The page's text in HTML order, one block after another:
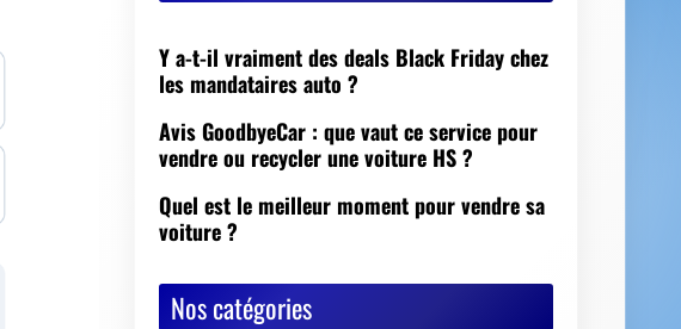
Y a-t-il vraiment des deals Black Friday chez
les mandataires auto ?
Avis GoodbyeCar : que vaut ce service pour
vendre ou recycler une voiture HS ?
Quel est le meilleur moment pour vendre sa
voiture ?
Nos catégories